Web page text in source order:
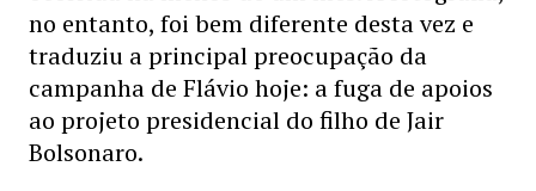
no entanto, foi bem diferente desta vez e
traduziu a principal preocupação da
campanha de Flávio hoje: a fuga de apoios
ao projeto presidencial do filho de Jair
Bolsonaro.